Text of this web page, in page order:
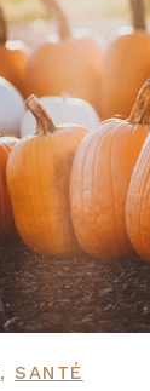
, SANTÉ